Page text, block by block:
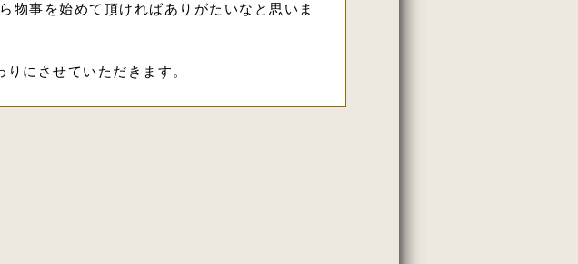
物事を始めて頂ければありがたいなと思いま
にさせていただきます。